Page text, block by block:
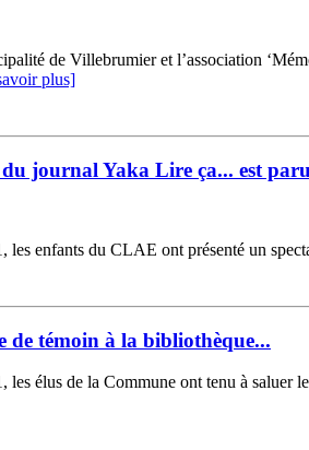
de Villebrumier et l’association
plus]
journal Yaka Lire ça... est paru
les enfants du CLAE ont présenté un
de témoin à la bibliothèque...
les élus de la Commune ont tenu à saluer